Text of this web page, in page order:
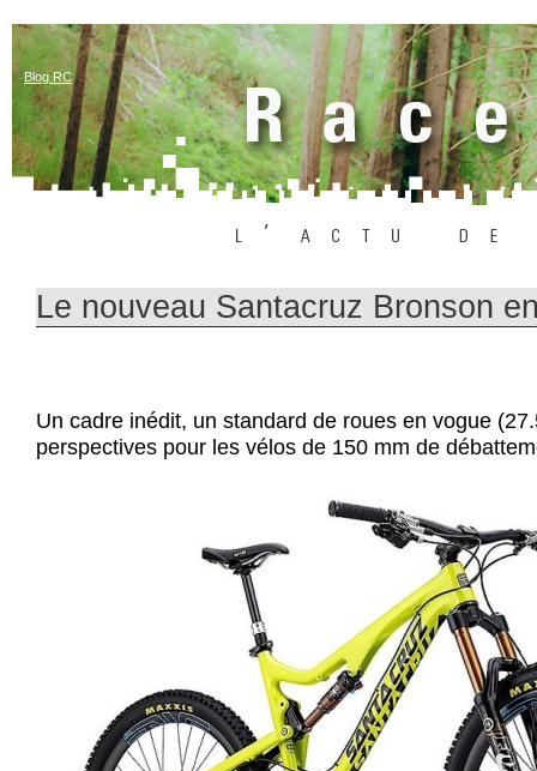
Blog RC
Le nouveau Santacruz Bronson
Un cadre inédit, un standard de roues en vogue
perspectives pour les vélos de 150 mm de